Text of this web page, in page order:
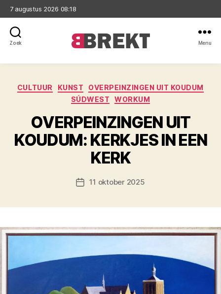
7 augustus 2026 08:18
Zoek Menu
Categorieën
CULTUUR KUNST
OVERPEINZINGEN UIT KOUDUM
SÚDWEST
WORKUM
OVERPEINZINGEN UIT
KOUDUM: KERKJES IN EEN
KERK
Berichtdatum
11 oktober 2025